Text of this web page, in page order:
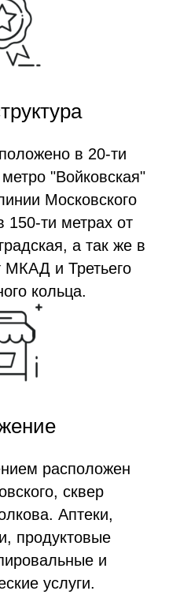
в 20-ти
"Войковская"
Московского
150-ти метрах от
а так же в
МКАД и Третьего
кольца.
расположен
сквер
Аптеки,
продуктовые
и
услуги.